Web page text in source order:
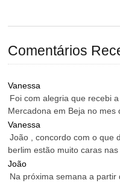
Comentários
Vanessa
Foi com alegria que recebi
Mercadona em Beja no mes
Vanessa
João , concordo com o que
berlim estão muito caras nas
João
Na próxima semana a partir